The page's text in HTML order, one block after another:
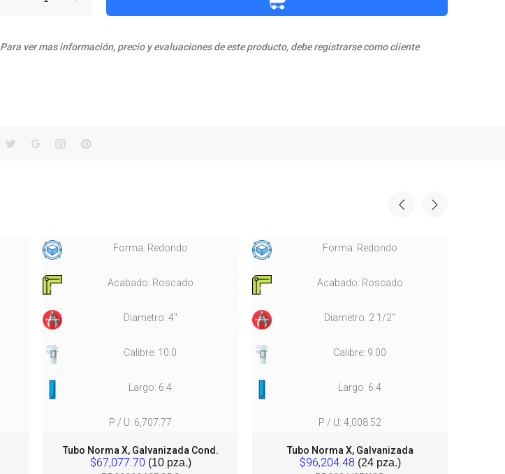
Para ver mas información, precio y evaluaciones de este producto, debe registrarse como cliente
Forma: Redondo
Acabado: Roscado
Diametro: 4"
Calibre: 10.0
Largo: 6.4
P / U: 6,707.77
Tubo Norma X, Galvanizada Cond.
$67,077.70 (10 pza.)
Forma: Redondo
Acabado: Roscado
Diametro: 2 1/2"
Calibre: 9.00
Largo: 6.4
P / U: 4,008.52
Tubo Norma X, Galvanizada
$96,204.48 (24 pza.)